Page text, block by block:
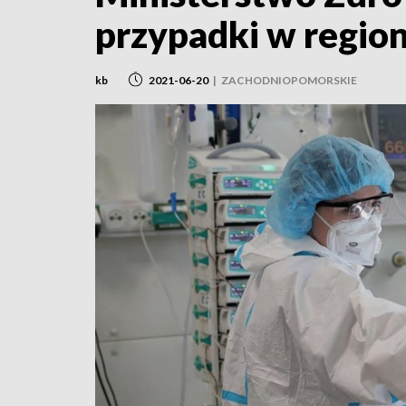
przypadki w
kb 2021-06-20 | ZACHODNIOPOMORSKIE